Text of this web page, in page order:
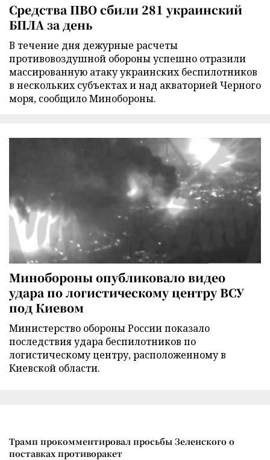
Средства ПВО сбили 281 украинский
БПЛА за день
В течение дня дежурные расчеты
противовоздушной обороны успешно отразили
массированную атаку украинских беспилотников
в нескольких субъектах и над акваторией Черного
моря, сообщило Минобороны.
Минобороны опубликовало видео
удара по логистическому центру ВСУ
под Киевом
Министерство обороны России показало
последствия удара беспилотников по
логистическому центру, расположенному в
Киевской области.
Трамп прокомментировал просьбы Зеленского о
поставках противоракет